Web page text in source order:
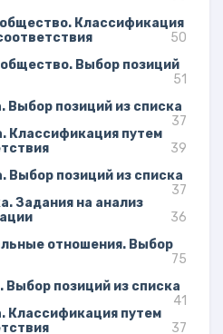
Классификация
50
Выбор позиций
51
Выбор позиций из списка
37
Классификация путем
39
Выбор позиций из списка
37
Задания на анализ
36
отношения. Выбор
75
Выбор позиций из списка
41
Классификация путем
37